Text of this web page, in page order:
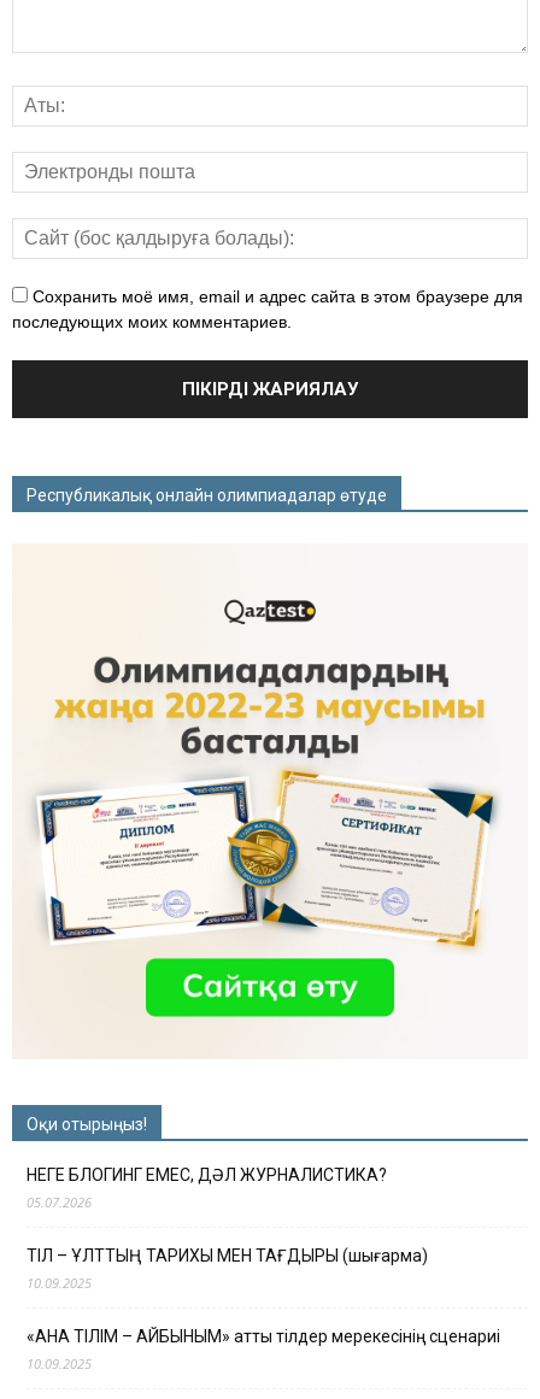
Сохранить моё имя, email и адрес сайта в этом браузере для
последующих моих комментариев.
Республикалық онлайн олимпиадалар өтуде
Оқи отырыңыз!
НЕГЕ БЛОГИНГ ЕМЕС, ДӘЛ ЖУРНАЛИСТИКА?
05.07.2026
ТІЛ – ҰЛТТЫҢ ТАРИХЫ МЕН ТАҒДЫРЫ (шығарма)
10.09.2025
«АНА ТІЛІМ – АЙБЫНЫМ» атты тілдер мерекесінің сценариі
10.09.2025